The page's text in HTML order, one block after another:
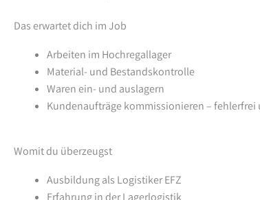
Das erwartet dich im Job
Arbeiten im Hochregallager
Material- und Bestandskontrolle
Waren ein- und auslagern
Kundenaufträge kommissionieren – fehlerfrei
Womit du überzeugst
Ausbildung als Logistiker EFZ
Erfahrung in der Lagerlogistik